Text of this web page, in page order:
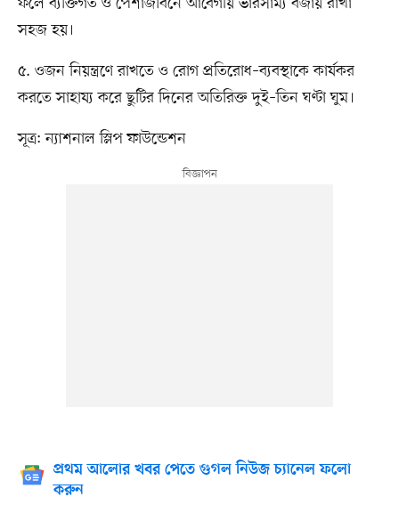
সহজ হয়।
৫. ওজন নিয়ন্ত্রণে রাখতে ও রোগ প্রতিরোধ–ব্যবস্থাকে কার্যকর
করতে সাহায্য করে ছুটির দিনের অতিরিক্ত দুই–তিন ঘণ্টা ঘুম।
সূত্র: ন্যাশনাল স্লিপ ফাউন্ডেশন
প্রথম আলোর খবর পেতে গুগল নিউজ চ্যানেল ফলো
করুন